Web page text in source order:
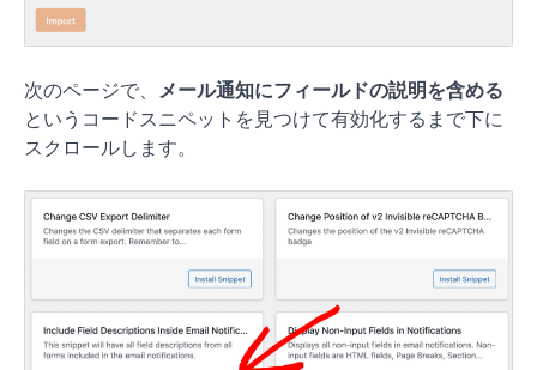
次のページで、 メール通知にフィールドの説明を含める
というコードスニペットを見つけて有効化するまで下に
スクロールします。